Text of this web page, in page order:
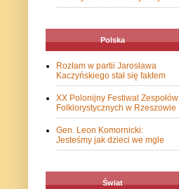
Polska
Rozłam w partii Jarosława
Kaczyńskiego stał się faktem
XX Polonijny Festiwal Zespołów
Folklorystycznych w Rzeszowie
Gen. Leon Komornicki:
Jesteśmy jak dzieci we mgle
Świat